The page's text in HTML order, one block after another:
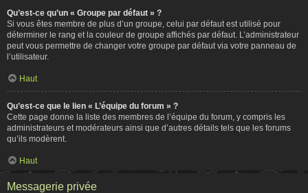
Qu’est-ce qu’un « Groupe par défaut » ?
Si vous êtes membre de plus d’un groupe, celui par défaut est utilisé pour
déterminer le rang et la couleur de groupe affichés par défaut. L’administrateur
peut vous permettre de changer votre groupe par défaut via votre panneau de
l’utilisateur.
Haut
Qu’est-ce que le lien « L’équipe du forum » ?
Cette page donne la liste des membres de l’équipe du forum, y compris les
administrateurs et modérateurs ainsi que d’autres détails tels que les forums
qu’ils modèrent.
Haut
Messagerie privée